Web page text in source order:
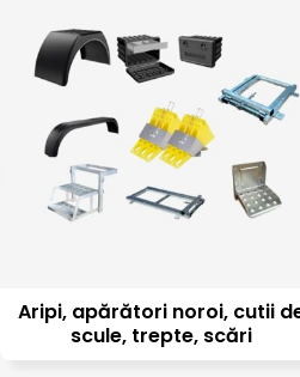
Aripi, apărători noroi, cutii
scule, trepte, scări